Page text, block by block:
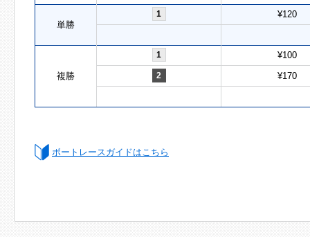
単勝
1 ¥120
複勝
1 ¥100
2 ¥170
ボートレースガイドはこちら